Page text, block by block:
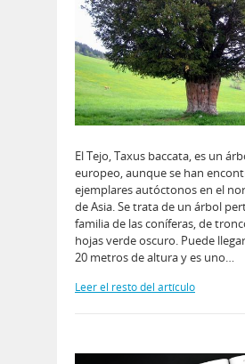
El Tejo, Taxus baccata, es un
europeo, aunque se han
ejemplares autóctonos en el
de Asia. Se trata de un árbol
familia de las coníferas, de
hojas verde oscuro. Puede
20 metros de altura y es uno…
Leer el resto del artículo